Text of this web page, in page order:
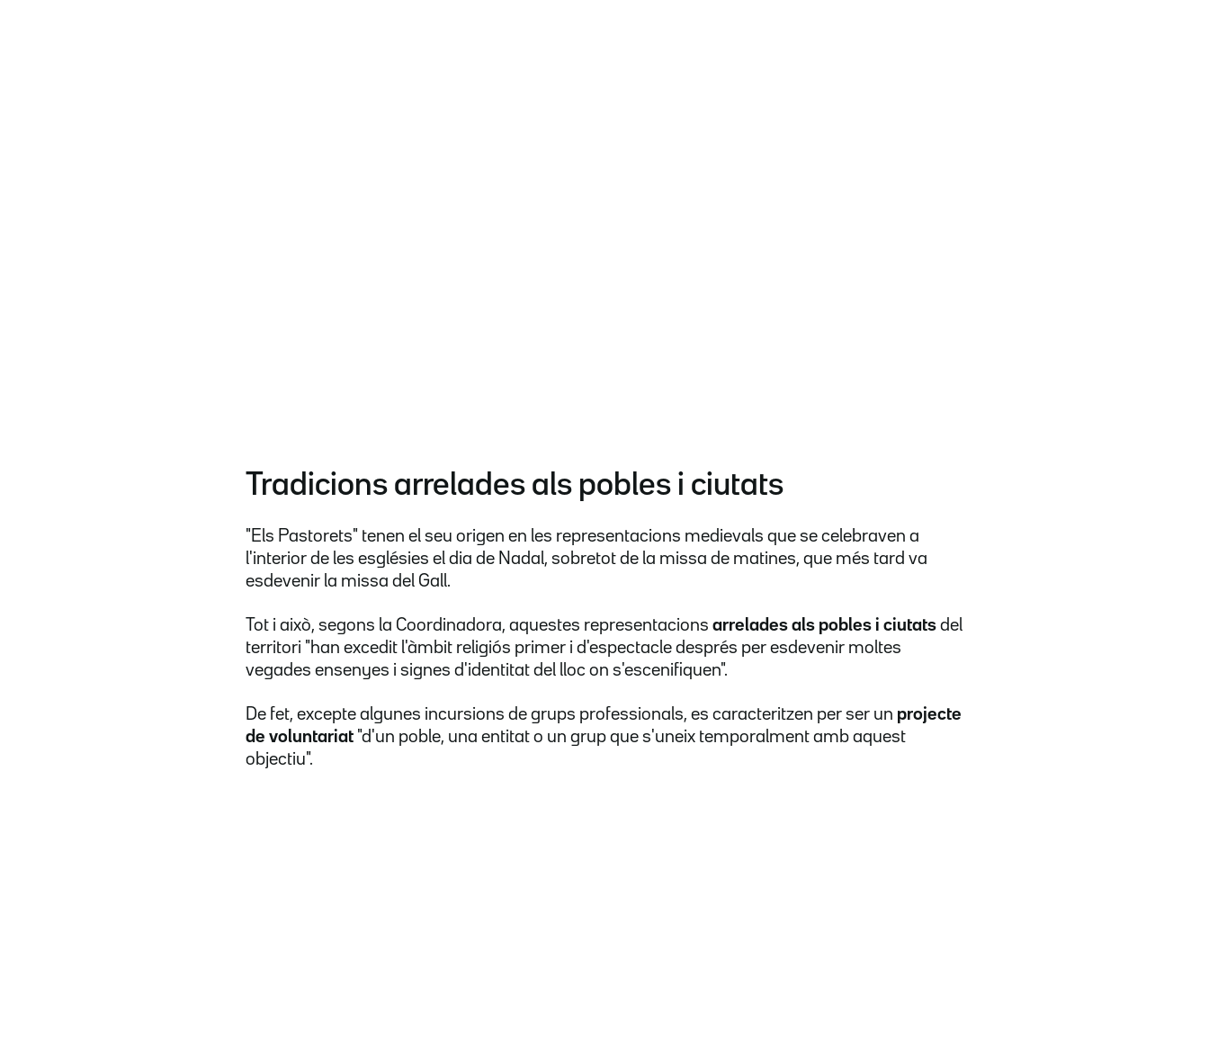
Tradicions arrelades als pobles i ciutats
"Els Pastorets" tenen el seu origen en les representacions medievals que se celebraven a
l'interior de les esglésies el dia de Nadal, sobretot de la missa de matines, que més tard va
esdevenir la missa del Gall.
Tot i això, segons la Coordinadora, aquestes representacions arrelades als pobles i ciutats del
territori "han excedit l'àmbit religiós primer i d'espectacle després per esdevenir moltes
vegades ensenyes i signes d'identitat del lloc on s'escenifiquen".
De fet, excepte algunes incursions de grups professionals, es caracteritzen per ser un projecte
de voluntariat "d'un poble, una entitat o un grup que s'uneix temporalment amb aquest
objectiu".